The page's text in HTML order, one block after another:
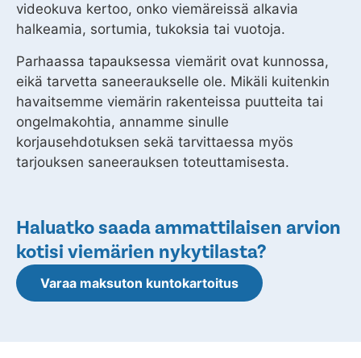
videokuva kertoo, onko viemäreissä alkavia
halkeamia, sortumia, tukoksia tai vuotoja.
Parhaassa tapauksessa viemärit ovat kunnossa,
eikä tarvetta saneeraukselle ole. Mikäli kuitenkin
havaitsemme viemärin rakenteissa puutteita tai
ongelmakohtia, annamme sinulle
korjausehdotuksen sekä tarvittaessa myös
tarjouksen saneerauksen toteuttamisesta.
Haluatko saada ammattilaisen arvion
kotisi viemärien nykytilasta?
Varaa maksuton kuntokartoitus